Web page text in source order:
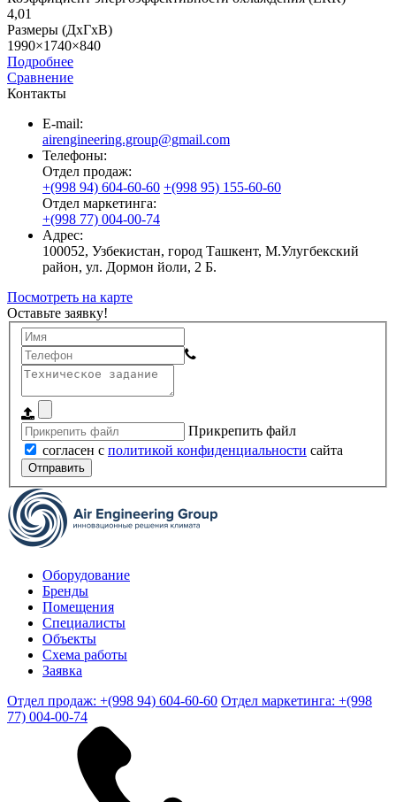
4,01
Размеры (ДхГхВ)
1990×1740×840
Подробнее
Сравнение
Контакты
E-mail:
airengineering.group@gmail.com
Телефоны:
Отдел продаж:
+(998 94) 604-60-60 +(998 95) 155-60-60
Отдел маркетинга:
+(998 77) 004-00-74
Адрес:
100052, Узбекистан, город Ташкент, М.Улугбекский
район, ул. Дормон йоли, 2 Б.
Посмотреть на карте
Оставьте заявку!
Прикрепить файл
согласен с политикой конфиденциальности сайта
Отправить
Оборудование
Бренды
Помещения
Специалисты
Объекты
Схема работы
Заявка
Отдел продаж: +(998 94) 604-60-60 Отдел маркетинга: +(998
77) 004-00-74